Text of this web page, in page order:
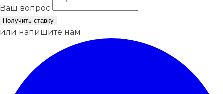
Ваш вопрос
Получить ставку
или напишите нам